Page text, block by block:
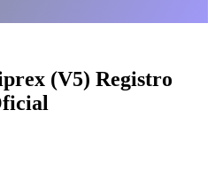
(V5) Registro